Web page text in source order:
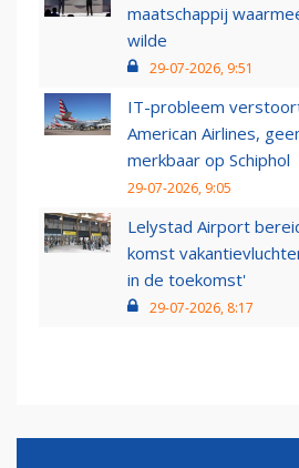
maatschappij
wilde
29-07-2026, 9:51
IT-probleem
American Airlines,
merkbaar op Schiphol
29-07-2026, 9:05
Lelystad Airport
komst
in de toekomst'
29-07-2026, 8:17